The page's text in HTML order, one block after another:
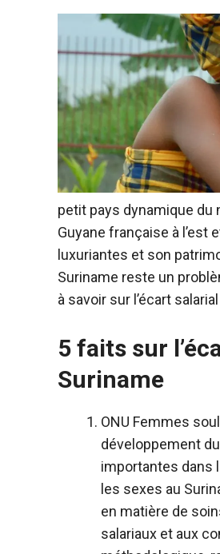
petit pays dynamique du
Guyane française à l’est
luxuriantes et son
Suriname reste un
à savoir sur l’écart
5 faits sur
Suriname
ONU Femmes
développement
importantes dans
les sexes au
en matière de
salariaux et aux